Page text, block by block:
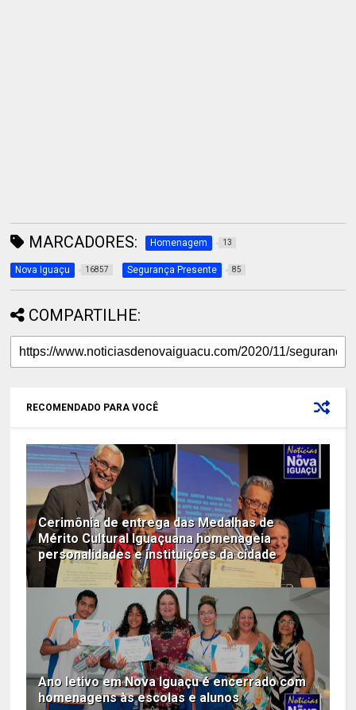
MARCADORES: Homenagem 13
Nova Iguaçu 16857 Segurança Presente 85
COMPARTILHE:
RECOMENDADO PARA VOCÊ
Cerimônia de entrega das Medalhas de
Mérito Cultural Iguaçuana homenageia
personalidades e instituições da cidade
Ano letivo em Nova Iguaçu é encerrado com
homenagens às escolas e alunos